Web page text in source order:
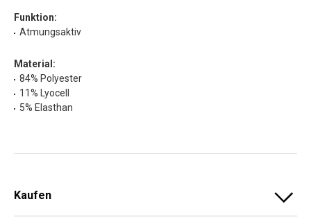
Funktion:
Atmungsaktiv
Material:
84% Polyester
11% Lyocell
5% Elasthan
Kaufen